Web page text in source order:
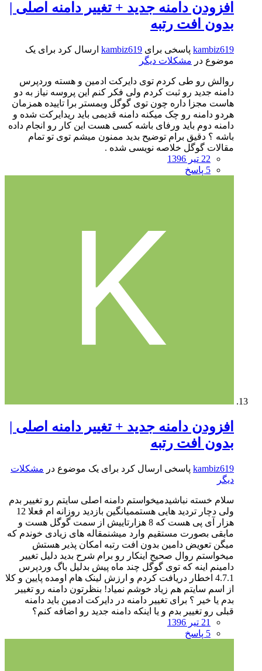
افزودن دامنه جدید + تغییر دامنه اصلی |
بدون افت رتبه
kambiz619 پاسخی برای kambiz619 ارسال کرد برای یک
موضوع در مشکلات دیگر
روالش رو طی کردم توی دایرکت ادمین و هسته وردپرس
دامنه جدید رو ثبت کردم ولی فکر کنم این پروسه نیاز به دو
هاست مجزا داره چون توی گوگل وبمستر برا تاییده همزمان
هردو دامنه رو چک میکنه دامنه قدیمی باید ریدایرکت شده و
دامنه دوم باید ورفای باشه کسی هست این کار رو انجام داده
باشه ؟ دقیق برام توضیح بدید ممنون میشم توی تو تمام
مقالات گوگل خلاصه نویسی شده .
22 تیر 1396
5 پاسخ
افزودن دامنه جدید + تغییر دامنه اصلی |
بدون افت رتبه
kambiz619 پاسخی ارسال کرد برای یک موضوع در مشکلات
دیگر
سلام خسته نباشیدمیخواستم دامنه اصلی سایتم رو تغییر بدم
ولی دچار تردید هایی هستممیانگین بازدید روزانه ام فعلا 12
هزار آی پی هست که 8 هزارتاییش از سمت گوگل هست و
مابقی بصورت مستقیم وارد میشنمقاله های زیادی خوندم که
میگن تعویض دامین بدون افت رتبه امکان پذیر هستش
میخواستم روال صحیح اینکار رو برام شرح بدید دلیل تغییر
دامینم اینه که توی گوگل چند ماه پیش بدلیل باگ وردپرس
4.7.1 اخطار دریافت کردم و ارزش لینک هام اومده پایین و کلا
از اسم سایتم هم زیاد خوشم نمیاد! بنظرتون دامنه رو تغییر
بدم یا خیر ؟ برای تغییر دامنه در دایرکت ادمین باید دامنه
قبلی رو تغییر بدم و یا اینکه دامنه جدید رو اضافه کنم؟
21 تیر 1396
5 پاسخ